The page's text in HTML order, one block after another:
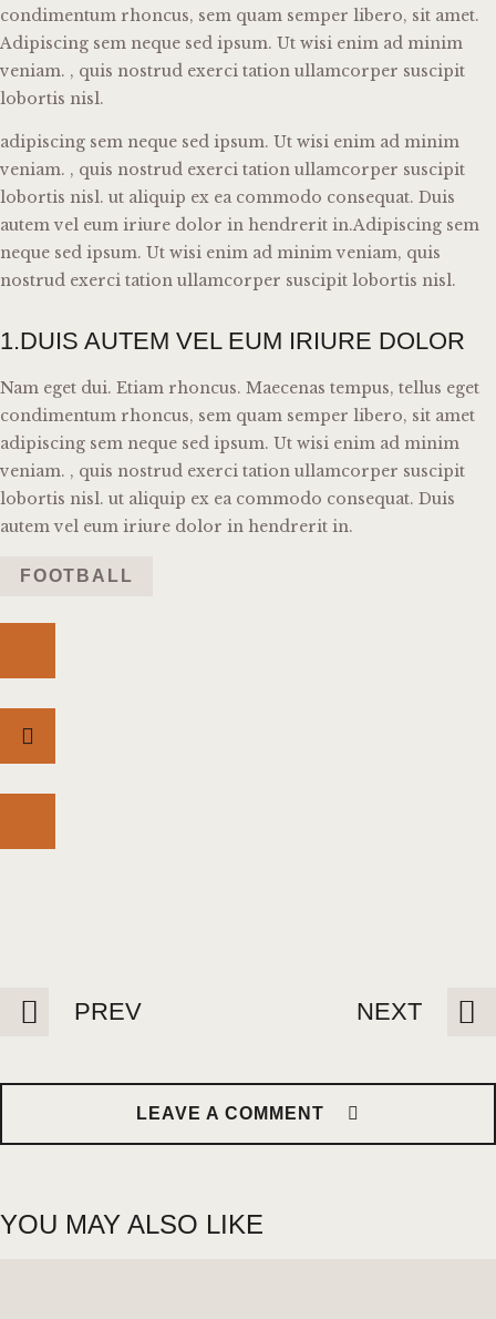
condimentum rhoncus, sem quam semper libero, sit amet.
Adipiscing sem neque sed ipsum. Ut wisi enim ad minim
veniam. , quis nostrud exerci tation ullamcorper suscipit
lobortis nisl.
adipiscing sem neque sed ipsum. Ut wisi enim ad minim
veniam. , quis nostrud exerci tation ullamcorper suscipit
lobortis nisl. ut aliquip ex ea commodo consequat. Duis
autem vel eum iriure dolor in hendrerit in.Adipiscing sem
neque sed ipsum. Ut wisi enim ad minim veniam, quis
nostrud exerci tation ullamcorper suscipit lobortis nisl.
1.DUIS AUTEM VEL EUM IRIURE DOLOR
Nam eget dui. Etiam rhoncus. Maecenas tempus, tellus eget
condimentum rhoncus, sem quam semper libero, sit amet
adipiscing sem neque sed ipsum. Ut wisi enim ad minim
veniam. , quis nostrud exerci tation ullamcorper suscipit
lobortis nisl. ut aliquip ex ea commodo consequat. Duis
autem vel eum iriure dolor in hendrerit in.
FOOTBALL
PREV NEXT
LEAVE A COMMENT
YOU MAY ALSO LIKE